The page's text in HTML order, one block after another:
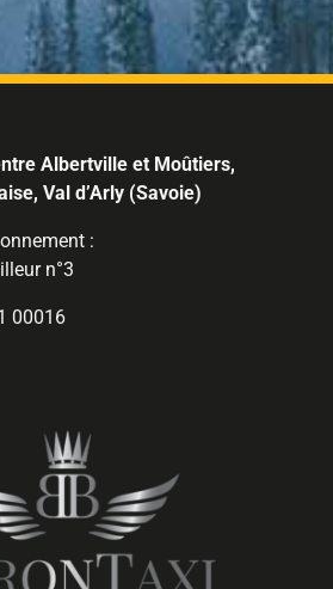
Albertville et Moûtiers,
Val d’Arly (Savoie)
:
n°3
00016